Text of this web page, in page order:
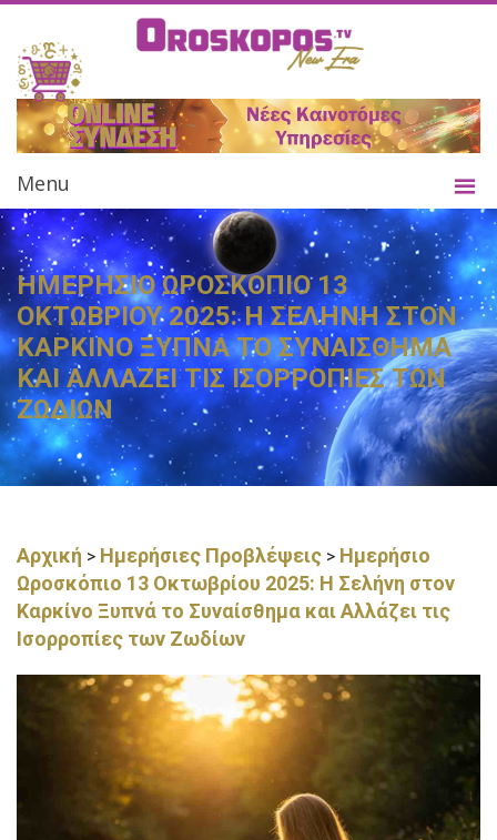
Menu
ΗΜΕΡΗΣΙΟ ΩΡΟΣΚΟΠΙΟ 13
ΟΚΤΩΒΡΙΟΥ 2025: Η ΣΕΛΗΝΗ ΣΤΟΝ
ΚΑΡΚΙΝΟ ΞΥΠΝΑ ΤΟ ΣΥΝΑΙΣΘΗΜΑ
ΚΑΙ ΑΛΛΑΖΕΙ ΤΙΣ ΙΣΟΡΡΟΠΙΕΣ ΤΩΝ
ΖΩΔΙΩΝ
Αρχική > Ημερήσιες Προβλέψεις > Ημερήσιο
Ωροσκόπιο 13 Οκτωβρίου 2025: Η Σελήνη στον
Καρκίνο Ξυπνά το Συναίσθημα και Αλλάζει τις
Ισορροπίες των Ζωδίων